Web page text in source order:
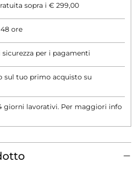
sopra i € 299,00
ore
per i pagamenti
sul tuo primo acquisto su
giorni lavorativi. Per maggiori info